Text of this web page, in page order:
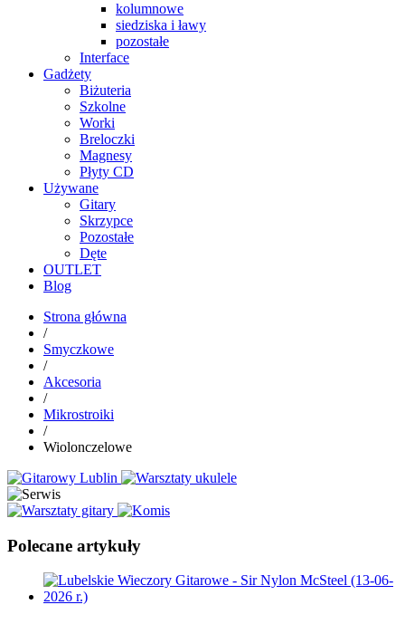
kolumnowe
siedziska i ławy
pozostałe
Interface
Gadżety
Biżuteria
Szkolne
Worki
Breloczki
Magnesy
Płyty CD
Używane
Gitary
Skrzypce
Pozostałe
Dęte
OUTLET
Blog
Strona główna
/
Smyczkowe
/
Akcesoria
/
Mikrostroiki
/
Wiolonczelowe
Polecane artykuły